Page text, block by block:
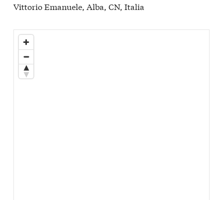
Vittorio Emanuele, Alba, CN, Italia